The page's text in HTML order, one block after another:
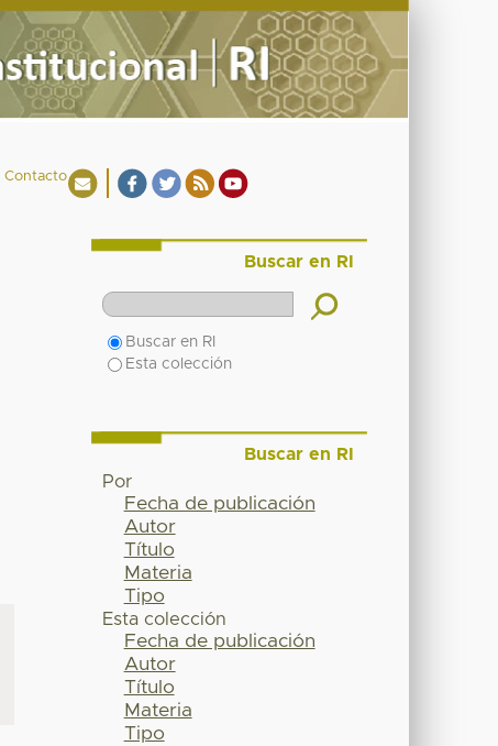
Contacto
Buscar en RI
Buscar en RI
Esta colección
Buscar en RI
Por
Fecha de publicación
Autor
Título
Materia
Tipo
Esta colección
Fecha de publicación
Autor
Título
Materia
Tipo